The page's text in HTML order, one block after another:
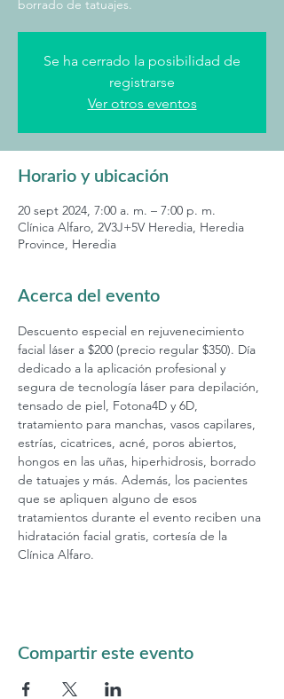
borrado de tatuajes.
Se ha cerrado la posibilidad de
registrarse
Ver otros eventos
Horario y ubicación
20 sept 2024, 7:00 a. m. – 7:00 p. m.
Clínica Alfaro, 2V3J+5V Heredia, Heredia
Province, Heredia
Acerca del evento
Descuento especial en rejuvenecimiento
facial láser a $200 (precio regular $350). Día
dedicado a la aplicación profesional y
segura de tecnología láser para depilación,
tensado de piel, Fotona4D y 6D,
tratamiento para manchas, vasos capilares,
estrías, cicatrices, acné, poros abiertos,
hongos en las uñas, hiperhidrosis, borrado
de tatuajes y más. Además, los pacientes
que se apliquen alguno de esos
tratamientos durante el evento reciben una
hidratación facial gratis, cortesía de la
Clínica Alfaro.
Compartir este evento